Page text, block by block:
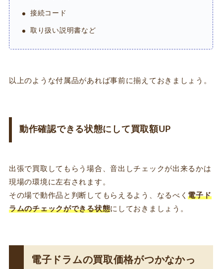
接続コード
取り扱い説明書など
以上のような付属品があれば事前に揃えておきましょう。
動作確認できる状態にして買取額UP
出張で買取してもらう場合、音出しチェックが出来るかは
現場の環境に左右されます。
その場で動作品と判断してもらえるよう、なるべく電子ド
ラムのチェックができる状態にしておきましょう。
電子ドラムの買取価格がつかなかっ